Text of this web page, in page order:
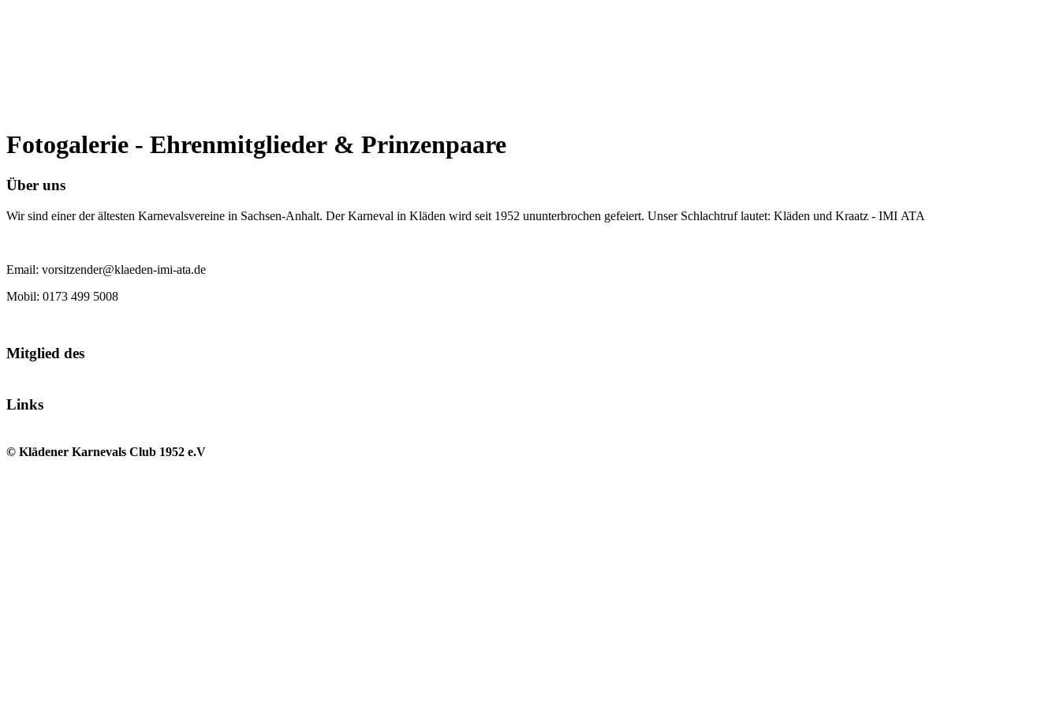
Fotogalerie - Ehrenmitglieder & Prinzenpaare
Über uns
Wir sind einer der ältesten Karnevalsvereine in Sachsen-Anhalt. Der Karneval in Kläden wird seit 1952 ununterbrochen gefeiert. Unser Schlachtruf lautet: Kläden und Kraatz - IMI ATA
Email: vorsitzender@klaeden-imi-ata.de
Mobil: 0173 499 5008
Mitglied des
Links
© Klädener Karnevals Club 1952 e.V